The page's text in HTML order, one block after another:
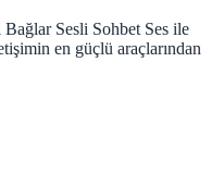
Sesli Sohbet Ses ile
en güçlü araçlarından